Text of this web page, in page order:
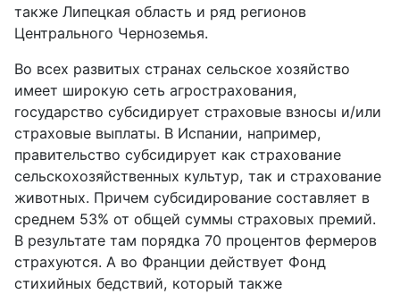
также Липецкая область и ряд регионов
Центрального Черноземья.
Во всех развитых странах сельское хозяйство
имеет широкую сеть агрострахования,
государство субсидирует страховые взносы и/или
страховые выплаты. В Испании, например,
правительство субсидирует как страхование
сельскохозяйственных культур, так и страхование
животных. Причем субсидирование составляет в
среднем 53% от общей суммы страховых премий.
В результате там порядка 70 процентов фермеров
страхуются. А во Франции действует Фонд
стихийных бедствий, который также